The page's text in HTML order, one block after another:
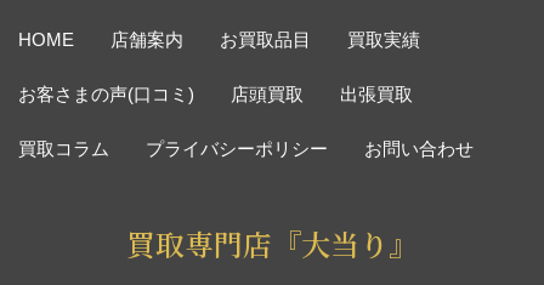
HOME 店舗案内 お買取品目 買取実績
お客さまの声(口コミ) 店頭買取 出張買取
買取コラム プライバシーポリシー お問い合わせ
買取専門店『大当り』